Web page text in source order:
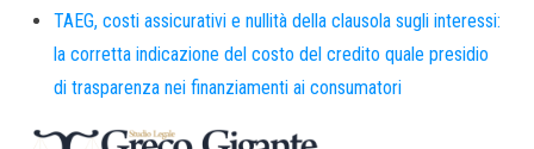
TAEG, costi assicurativi e nullità della clausola sugli interessi:
la corretta indicazione del costo del credito quale presidio
di trasparenza nei finanziamenti ai consumatori